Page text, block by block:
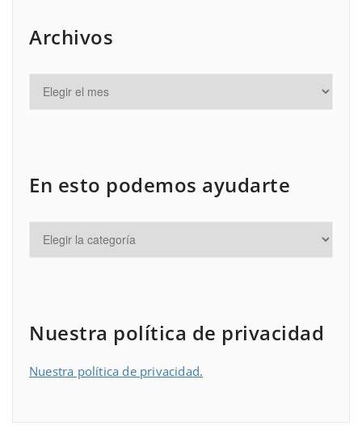
Archivos
En esto podemos ayudarte
Nuestra política de privacidad
Nuestra política de privacidad.